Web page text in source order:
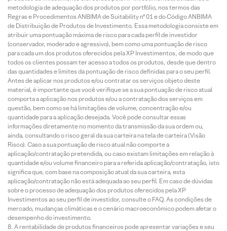
metodologia de adequação dos produtos por portfólio, nos termos das
Regras e Procedimentos ANBIMA de Suitability nº 01 e do Código ANBIMA
de Distribuição de Produtos de Investimento. Essa metodologia consiste em
atribuir uma pontuação máxima de risco para cada perfil de investidor
(conservador, moderado e agressivo), bem como uma pontuação de risco
para cada um dos produtos oferecidos pela XP Investimentos, de modo que
todos os clientes possam ter acesso a todos os produtos, desde que dentro
das quantidades e limites da pontuação de risco definidas para o seu perfil.
Antes de aplicar nos produtos e/ou contratar os serviços objeto deste
material, é importante que você verifique se a sua pontuação de risco atual
comporta a aplicação nos produtos e/ou a contratação dos serviços em
questão, bem como se há limitações de volume, concentração e/ou
quantidade para a aplicação desejada. Você pode consultar essas
informações diretamente no momento da transmissão da sua ordem ou,
ainda, consultando o risco geral da sua carteira na tela de carteira (Visão
Risco). Caso a sua pontuação de risco atual não comporte a
aplicação/contratação pretendida, ou caso existam limitações em relação à
quantidade e/ou volume financeiro para a referida aplicação/contratação, isto
significa que, com base na composição atual da sua carteira, esta
aplicação/contratação não está adequada ao seu perfil. Em caso de dúvidas
sobre o processo de adequação dos produtos oferecidos pela XP
Investimentos ao seu perfil de investidor, consulte o FAQ. As condições de
mercado, mudanças climáticas e o cenário macroeconômico podem afetar o
desempenho do investimento.
A rentabilidade de produtos financeiros pode apresentar variações e seu